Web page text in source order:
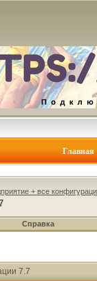
Главная
+ все
Справка
7.7